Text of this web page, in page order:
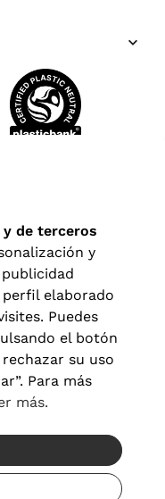
al 10/08
y condiciones
de cookies
España
de terceros
y
perfil elaborado
Puedes
el botón
su uso
Para más
más.